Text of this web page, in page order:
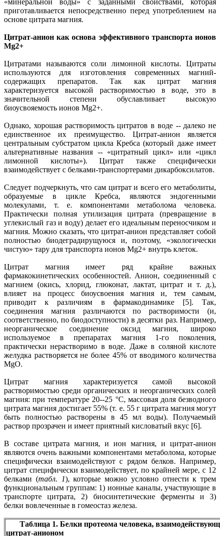
приготавливается непосредственно перед употреблением на
основе цитрата магния.
Цитрат-анион как основа эффективного транспорта ионов
Mg2+
Цитратами называются соли лимонной кислоты. Цитраты
используются для изготовления современных магний-
содержащих препаратов. Так как цитрат магния
характеризуется высокой растворимостью в воде, это в
значительной степени обуславливает высокую
биоусвояемость ионов Mg2+.
Однако, хорошая растворимость цитратов в воде -- далеко не
единственное их преимущество. Цитрат-анион является
центральным субстратом цикла Кребса (который даже имеет
альтернативные названия -- «цитратный цикл» или «цикл
лимонной кислоты»). Цитрат также специфически
взаимодействует с белками-транспортерами дикарбоксилатов.
Следует подчеркнуть, что сам цитрат и всего его метаболиты,
образуемые в цикле Кребса, являются эндогенными
молекулами, т. е. компонентами метаболома человека.
Практически полная утилизация цитрата (превращение в
углекислый газ и воду) делает его идеальным переносчиком и
магния. Можно сказать, что цитрат-анион представляет собой
полностью биодеградирущуюся и, поэтому, «экологически
чистую» тару для транспорта ионов Mg2+ внутрь клеток.
Цитрат магния имеет ряд крайне важных
фармакокинетических особенностей. Анион, соединенный с
магнием (окись, хлорид, глюконат, лактат, цитрат и т. д.),
влияет на процесс биоусвоения магния и, тем самым,
приводит к различиям в фармакодинамике [5]. Так,
соединения магния различаются по растворимости (и,
соответственно, по биодоступности) в десятки раз. Например,
неорганическое соединение оксид магния, широко
используемое в препаратах магния 1-го поколения,
практически нерастворимо в воде. Даже в соляной кислоте
желудка растворяется не более 45% от вводимого количества
MgO.
Цитрат магния характеризуется самой высокой
растворимостью среди органических и неорганических солей
магния: при температуре 20--25 °С, массовая доля безводного
цитрата магния достигает 55% (т. е. 55 г цитрата магния могут
быть полностью растворены в 45 мл воды). Получаемый
раствор прозрачен и имеет приятный кисловатый вкус [6].
В составе цитрата магния, и ион магния, и цитрат-анион
являются очень важными компонентами метаболома, которые
специфически взаимодействуют с рядом белков. Например,
цитрат специфически взаимодействует, по крайней мере, с 12
белками (табл. 1), которые можно условно отнести к трем
функциональным группам: 1) ионные каналы, участвующие в
транспорте цитрата, 2) биосинтетические ферменты и 3)
белки вовлеченные в гомеостаз железа.
Таблица 1. Белки протеома человека,
цитрат-анионом